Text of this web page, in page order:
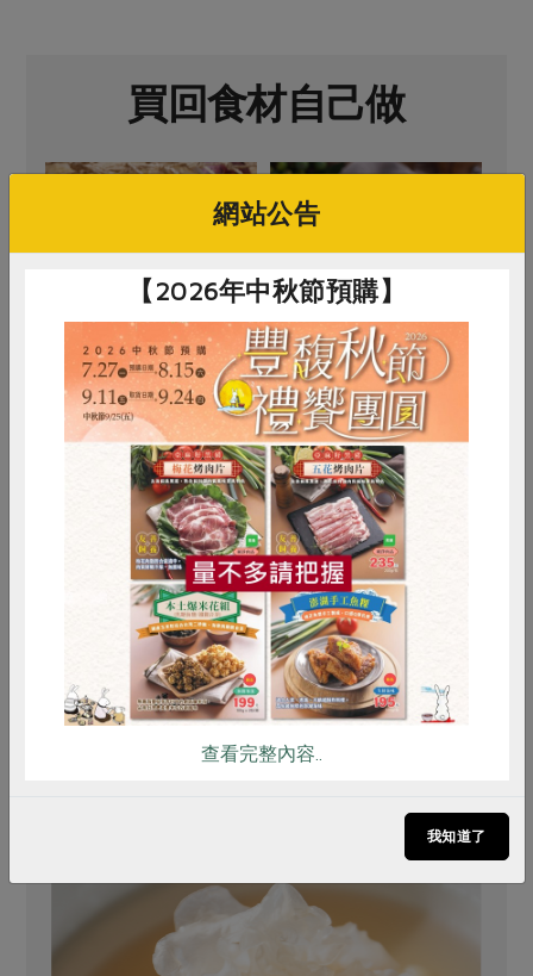
買回食材自己做
集昌股份有限公司
白木耳-120g
信功實業股份有限公司
小里肌-400g
400公克
葷 冷凍
$170
你可能有興趣的食譜
RPET 食譜 減硝酸鹽
雞蛋 食安 共同購買
網站公告
【2026年中秋節預購】
查看完整內容..
我知道了